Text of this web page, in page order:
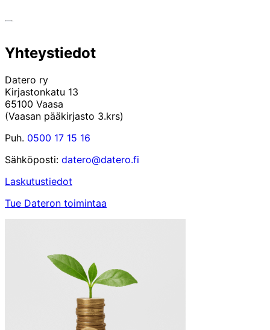
Yhteystiedot
Datero ry
Kirjastonkatu 13
65100 Vaasa
(Vaasan pääkirjasto 3.krs)
Puh. 0500 17 15 16
Sähköposti: datero@datero.fi
Laskutustiedot
Tue Dateron toimintaa